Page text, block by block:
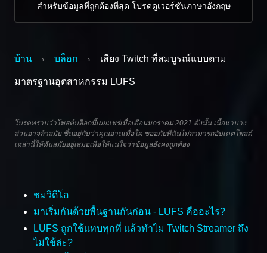
สำหรับข้อมูลที่ถูกต้องที่สุด โปรดดูเวอร์ชันภาษาอังกฤษ
บ้าน › บล็อก › เสียง Twitch ที่สมบูรณ์แบบตาม
มาตรฐานอุตสาหกรรม LUFS
โปรดทราบว่าโพสต์บล็อกนี้เผยแพร่เมื่อเดือนมกราคม 2021 ดังนั้น เนื้อหาบาง
ส่วนอาจล้าสมัย ขึ้นอยู่กับว่าคุณอ่านเมื่อใด ขออภัยที่ฉันไม่สามารถอัปเดตโพสต์
เหล่านี้ให้ทันสมัยอยู่เสมอเพื่อให้แน่ใจว่าข้อมูลยังคงถูกต้อง
ชมวิดีโอ
มาเริ่มกันด้วยพื้นฐานกันก่อน - LUFS คืออะไร?
LUFS ถูกใช้แทบทุกที่ แล้วทำไม Twitch Streamer ถึง
ไม่ใช้ล่ะ?